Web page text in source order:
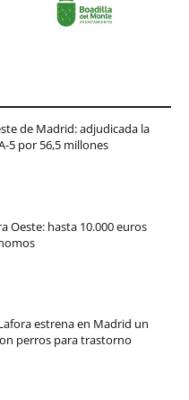
de Madrid: adjudicada la
5 por 56,5 millones
Oeste: hasta 10.000 euros
estrena en Madrid un
perros para trastorno